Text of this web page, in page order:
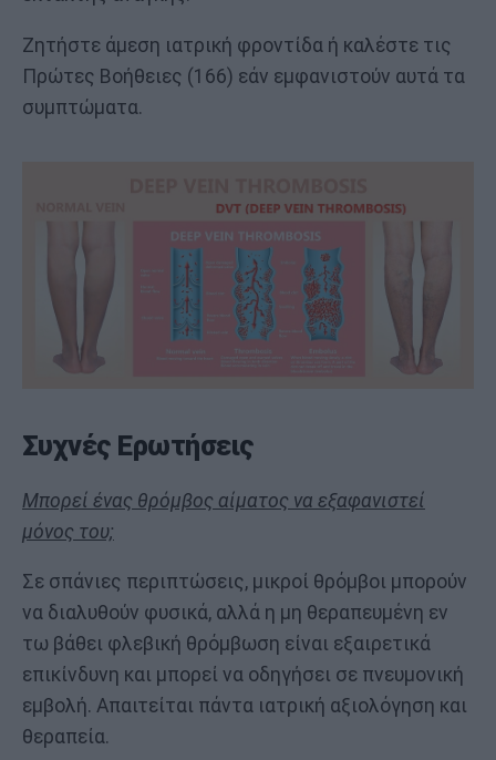
Ζητήστε άμεση ιατρική φροντίδα ή καλέστε τις
Πρώτες Βοήθειες (166) εάν εμφανιστούν αυτά τα
συμπτώματα.
Συχνές Ερωτήσεις
Μπορεί ένας θρόμβος αίματος να εξαφανιστεί
μόνος του;
Σε σπάνιες περιπτώσεις, μικροί θρόμβοι μπορούν
να διαλυθούν φυσικά, αλλά η μη θεραπευμένη εν
τω βάθει φλεβική θρόμβωση είναι εξαιρετικά
επικίνδυνη και μπορεί να οδηγήσει σε πνευμονική
εμβολή. Απαιτείται πάντα ιατρική αξιολόγηση και
θεραπεία.